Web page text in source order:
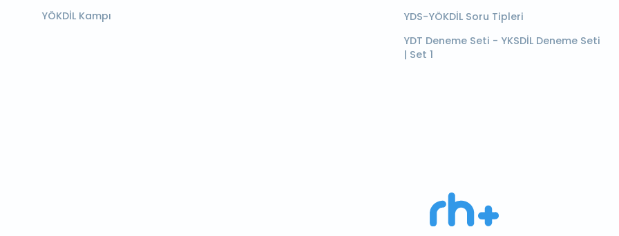
YÖKDİL Kampı
YDS-YÖKDİL Soru Tipleri
YDT Deneme Seti - YKSDİL Deneme Seti
| Set 1